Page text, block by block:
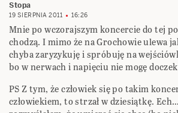
Stopa
19 SIERPNIA 2011 16:26
Mnie po wczorajszym koncercie do tej
chodzą. I mimo że na Grochowie ulewa
chyba zaryzykuję i spróbuję na
bo w nerwach i napięciu nie mogę
PS Z tym, że człowiek się po takim
człowiekiem, to strzał w dziesiątkę.